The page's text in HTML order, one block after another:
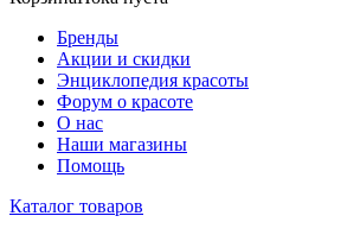
Бренды
Акции и скидки
Энциклопедия красоты
Форум о красоте
О нас
Наши магазины
Помощь
Каталог товаров